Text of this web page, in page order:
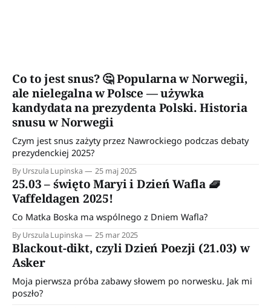
Co to jest snus? 🤔 Popularna w Norwegii,
ale nielegalna w Polsce — używka
kandydata na prezydenta Polski. Historia
snusu w Norwegii
Czym jest snus zażyty przez Nawrockiego podczas debaty
prezydenckiej 2025?
By Urszula Lupinska 25 maj 2025
25.03 – święto Maryi i Dzień Wafla 🧇
Vaffeldagen 2025!
Co Matka Boska ma wspólnego z Dniem Wafla?
By Urszula Lupinska 25 mar 2025
Blackout-dikt, czyli Dzień Poezji (21.03) w
Asker
Moja pierwsza próba zabawy słowem po norwesku. Jak mi
poszło?